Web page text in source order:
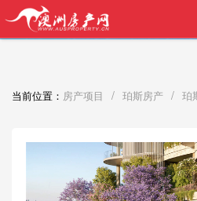
买家中介VIP服务
当前位置： 房产项目 / 珀斯房产 / 珀